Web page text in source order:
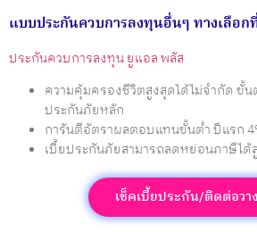
แบบประกันควบการลงทุนอื่นๆ ทางเลือ
ประกันควบการลงทุน ยูแอล พลัส
ความคุ้มครองชีวิตสูงสุดได้ไม่จำกัด ขั้น
ประกันภัยหลัก
การันตีอัตราผลตอบแทนขั้นต่ำ ปีแรก
เบี้ยประกันภัยสามารถลดหย่อนภาษีได้
เช็คเบี้ยประกัน/ติดต่อว